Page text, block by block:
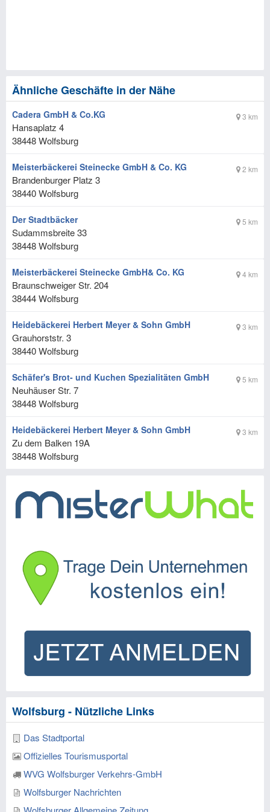
Ähnliche Geschäfte in der Nähe
3 km
Cadera GmbH & Co.KG
Hansaplatz 4
38448Wolfsburg
2 km
Meisterbäckerei Steinecke GmbH & Co. KG
Brandenburger Platz 3
38440Wolfsburg
5 km
Der Stadtbäcker
Sudammsbreite 33
38448Wolfsburg
4 km
Meisterbäckerei Steinecke GmbH& Co. KG
Braunschweiger Str. 204
38444Wolfsburg
3 km
Heidebäckerei Herbert Meyer & Sohn GmbH
Grauhorststr. 3
38440Wolfsburg
5 km
Schäfer's Brot- und Kuchen Spezialitäten GmbH
Neuhäuser Str. 7
38448Wolfsburg
3 km
Heidebäckerei Herbert Meyer & Sohn GmbH
Zu dem Balken 19A
38448Wolfsburg
Wolfsburg - Nützliche Links
Das Stadtportal
Offizielles Tourismusportal
WVG Wolfsburger Verkehrs-GmbH
Wolfsburger Nachrichten